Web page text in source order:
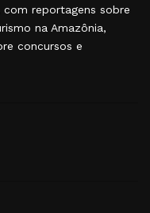
reportagens sobre
na Amazônia,
concursos e